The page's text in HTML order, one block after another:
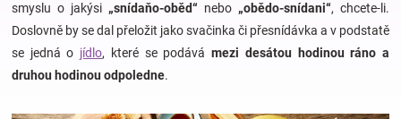
kojenecká
výbava
smyslu o jakýsi „snídaňo-oběd“ nebo „obědo-snídani“, chcete-li.
Doslovně by se dal přeložit jako svačinka či přesnídávka a v podstatě
se jedná o jídlo, které se podávámezi desátou hodinou ráno a
druhou hodinou odpoledne.